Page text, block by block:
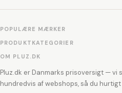
POPULÆRE MÆRKER
PRODUKTKATEGORIER
OM PLUZ.DK
Pluz.dk er Danmarks prisoversigt — vi
hundredvis af webshops, så du